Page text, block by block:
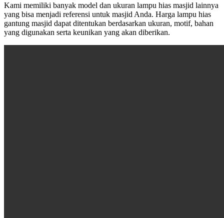
Kami memiliki banyak model dan ukuran lampu hias masjid lainnya
yang bisa menjadi referensi untuk masjid Anda. Harga lampu hias
gantung masjid dapat ditentukan berdasarkan ukuran, motif, bahan
yang digunakan serta keunikan yang akan diberikan.